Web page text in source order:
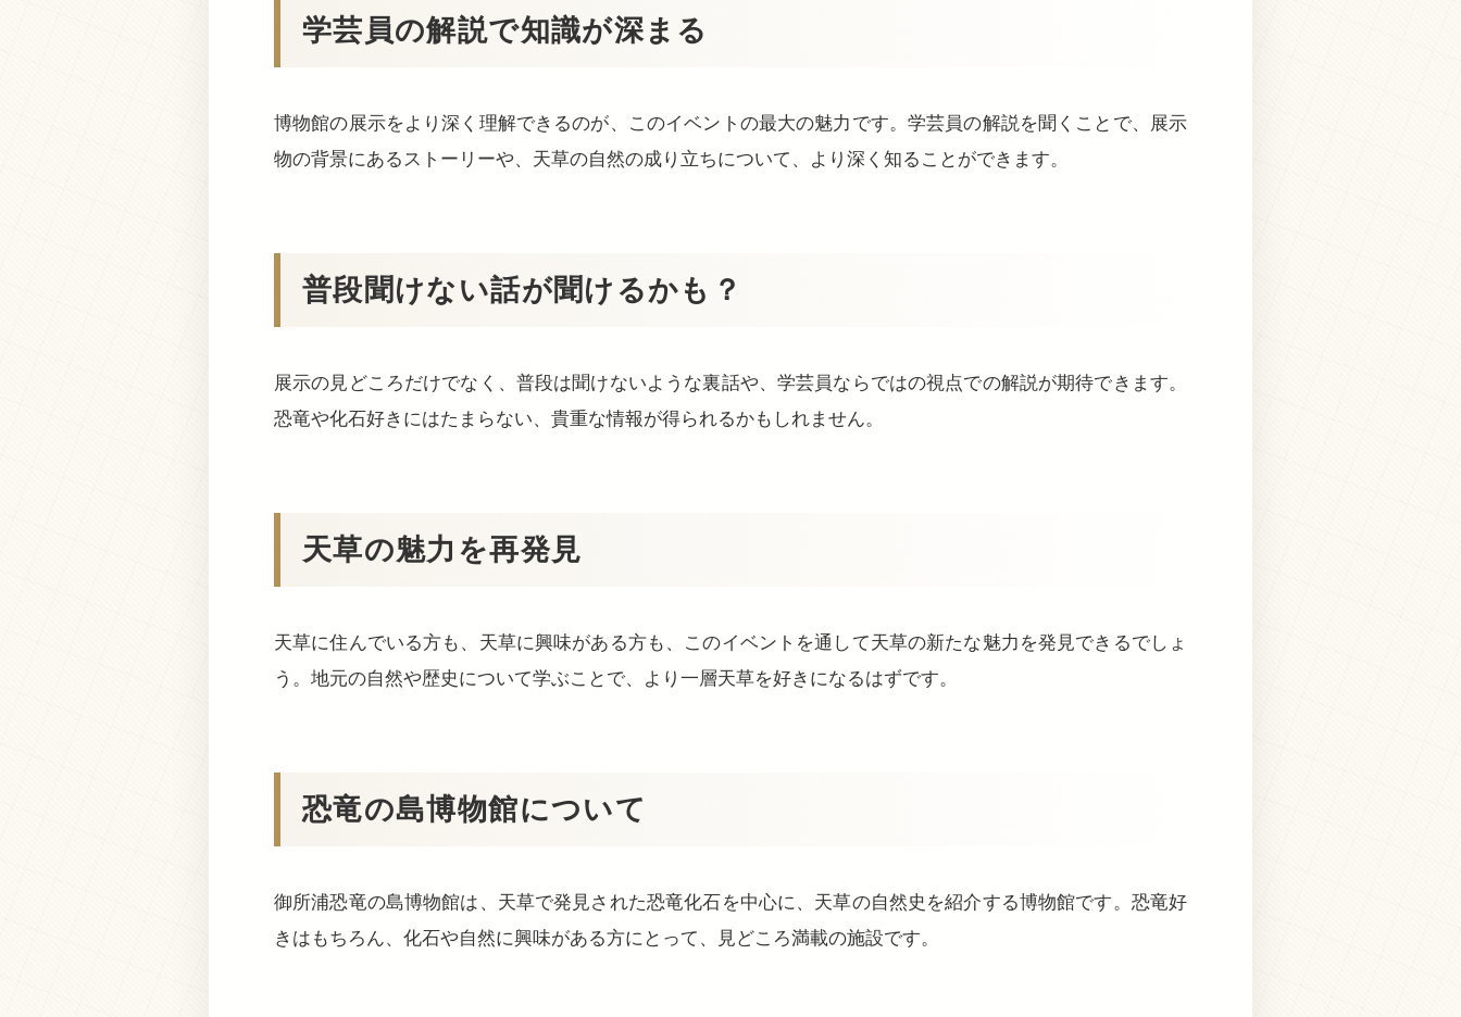
学芸員の解説で知識が深まる
博物館の展示をより深く理解できるのが、このイベントの最大の魅力です。学芸員の解説を聞くことで、展示
物の背景にあるストーリーや、天草の自然の成り立ちについて、より深く知ることができます。
普段聞けない話が聞けるかも？
展示の見どころだけでなく、普段は聞けないような裏話や、学芸員ならではの視点での解説が期待できます。
恐竜や化石好きにはたまらない、貴重な情報が得られるかもしれません。
天草の魅力を再発見
天草に住んでいる方も、天草に興味がある方も、このイベントを通して天草の新たな魅力を発見できるでしょ
う。地元の自然や歴史について学ぶことで、より一層天草を好きになるはずです。
恐竜の島博物館について
御所浦恐竜の島博物館は、天草で発見された恐竜化石を中心に、天草の自然史を紹介する博物館です。恐竜好
きはもちろん、化石や自然に興味がある方にとって、見どころ満載の施設です。